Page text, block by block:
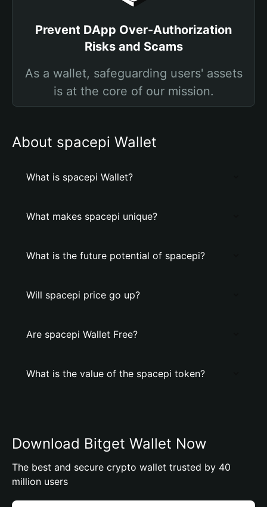
Prevent DApp Over-Authorization
Risks and Scams
As a wallet, safeguarding users' assets
is at the core of our mission.
About spacepi Wallet
What is spacepi Wallet?
What makes spacepi unique?
What is the future potential of spacepi?
Will spacepi price go up?
Are spacepi Wallet Free?
What is the value of the spacepi token?
Download Bitget Wallet Now
The best and secure crypto wallet trusted by 40
million users